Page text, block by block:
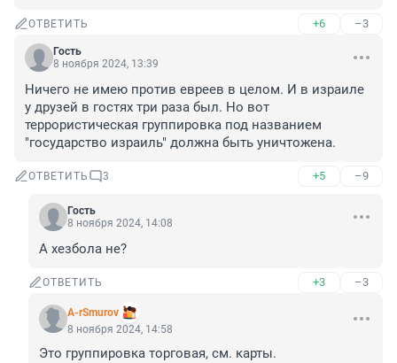
ОТВЕТИТЬ +6 –3
Гость
8 ноября 2024, 13:39
Ничего не имею против евреев в целом. И в израиле
у друзей в гостях три раза был. Но вот
террористическая группировка под названием
"государство израиль" должна быть уничтожена.
ОТВЕТИТЬ 3 +5 –9
Гость
8 ноября 2024, 14:08
А хезбола не?
ОТВЕТИТЬ +3 –3
A-rSmurov
8 ноября 2024, 14:58
Это группировка торговая, см. карты.